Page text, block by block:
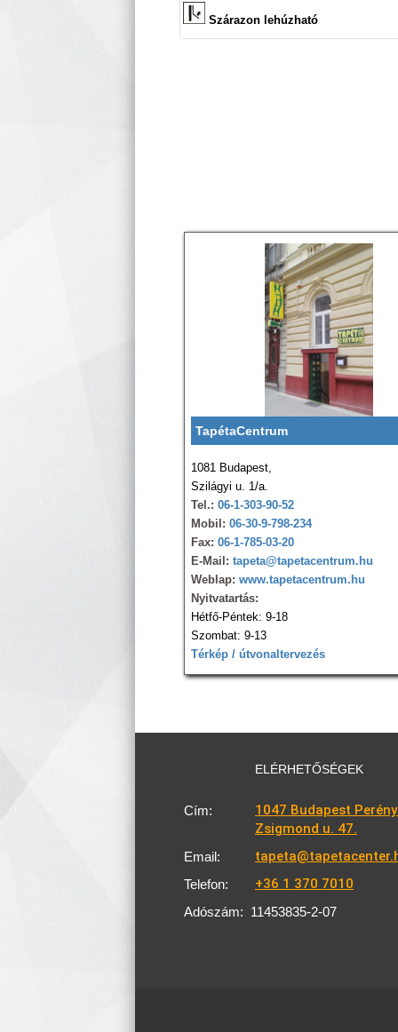
Szárazon lehúzható
TapétaCentrum
1081 Budapest,
Szilágyi u. 1/a.
Tel.: 06-1-303-90-52
Mobil: 06-30-9-798-234
Fax: 06-1-785-03-20
E-Mail: tapeta@tapetacentrum.hu
Weblap: www.tapetacentrum.hu
Nyitvatartás:
Hétfő-Péntek: 9-18
Szombat: 9-13
Térkép / útvonaltervezés
ELÉRHETŐSÉGEK
Cím:
1047 Budapest
Zsigmond u. 47.
Email:
Telefon: +36 1 370 7010
Adószám: 11453835-2-07